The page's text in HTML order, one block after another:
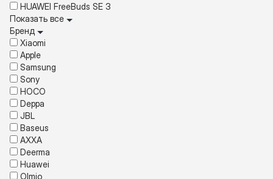
HUAWEI FreeBuds SE 3
Показать все
Бренд
Xiaomi
Apple
Samsung
Sony
HOCO
Deppa
JBL
Baseus
AXXA
Deerma
Huawei
Olmio